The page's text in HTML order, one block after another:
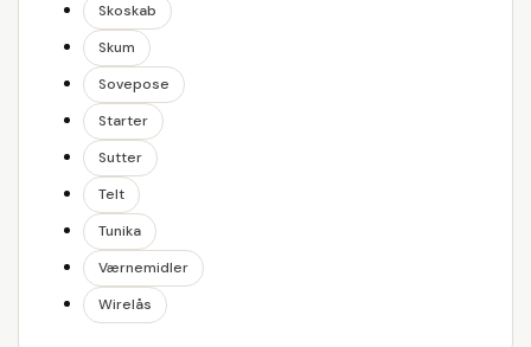
Skoskab
Skum
Sovepose
Starter
Sutter
Telt
Tunika
Værnemidler
Wirelås